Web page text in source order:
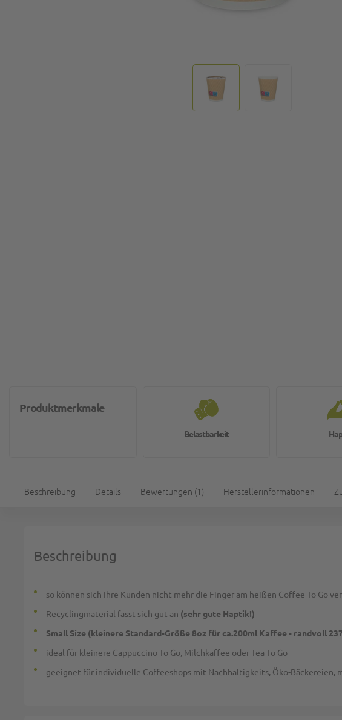
Produktmerkmale
Belastbarkeit
Beschreibung Details Bewertungen 1 Herstellerinformationen
Beschreibung
so können sich Ihre Kunden nicht mehr die Finger am heißen Coffee To Go
Recyclingmaterial fasst sich gut an (sehr gute Haptik!)
Small Size (kleinere Standard-Größe 8oz für ca.200ml Kaffee - randvoll
ideal für kleinere Cappuccino To Go, Milchkaffee oder Tea To Go
geeignet für individuelle Coffeeshops mit Nachhaltigkeits, Öko-Bäckereien,